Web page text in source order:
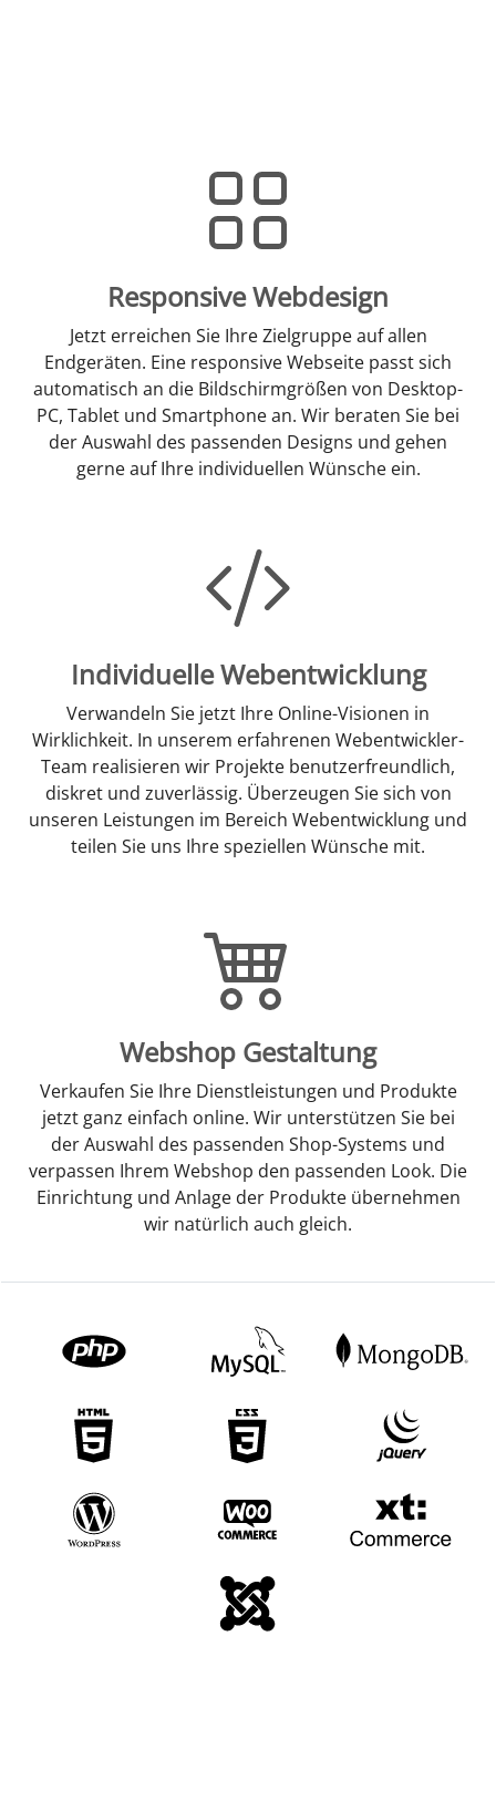
Responsive Webdesign
Jetzt erreichen Sie Ihre Zielgruppe auf allen
Endgeräten. Eine responsive Webseite passt sich
automatisch an die Bildschirmgrößen von Desktop-
PC, Tablet und Smartphone an. Wir beraten Sie bei
der Auswahl des passenden Designs und gehen
gerne auf Ihre individuellen Wünsche ein.
Individuelle Webentwicklung
Verwandeln Sie jetzt Ihre Online-Visionen in
Wirklichkeit. In unserem erfahrenen Webentwickler-
Team realisieren wir Projekte benutzerfreundlich,
diskret und zuverlässig. Überzeugen Sie sich von
unseren Leistungen im Bereich Webentwicklung und
teilen Sie uns Ihre speziellen Wünsche mit.
Webshop Gestaltung
Verkaufen Sie Ihre Dienstleistungen und Produkte
jetzt ganz einfach online. Wir unterstützen Sie bei
der Auswahl des passenden Shop-Systems und
verpassen Ihrem Webshop den passenden Look. Die
Einrichtung und Anlage der Produkte übernehmen
wir natürlich auch gleich.